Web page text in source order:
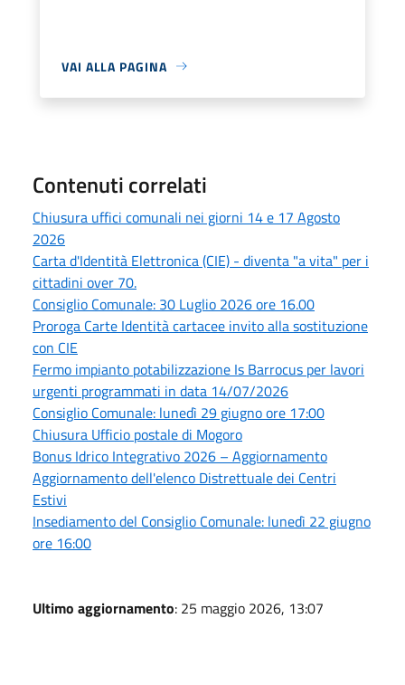
VAI ALLA PAGINA
Contenuti correlati
Chiusura uffici comunali nei giorni 14 e 17 Agosto
2026
Carta d'Identità Elettronica (CIE) - diventa "a vita" per i
cittadini over 70.
Consiglio Comunale: 30 Luglio 2026 ore 16.00
Proroga Carte Identità cartacee invito alla sostituzione
con CIE
Fermo impianto potabilizzazione Is Barrocus per lavori
urgenti programmati in data 14/07/2026
Consiglio Comunale: lunedì 29 giugno ore 17:00
Chiusura Ufficio postale di Mogoro
Bonus Idrico Integrativo 2026 – Aggiornamento
Aggiornamento dell'elenco Distrettuale dei Centri
Estivi
Insediamento del Consiglio Comunale: lunedì 22 giugno
ore 16:00
Ultimo aggiornamento: 25 maggio 2026, 13:07